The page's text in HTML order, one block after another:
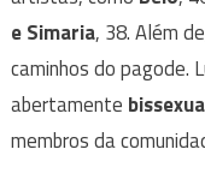
e Simaria, 38. Além
caminhos do pagode.
abertamente
membros da